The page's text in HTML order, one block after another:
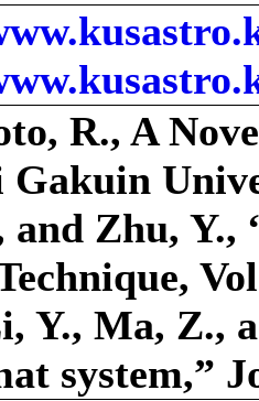
R., A
Gakuin
Zhu, Y.,
Y., Ma, Z.,
system,”